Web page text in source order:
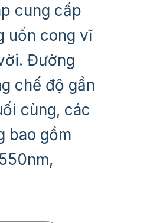
cung cấp
uốn cong vĩ
Đường
chế độ gần
cùng, các
bao gồm